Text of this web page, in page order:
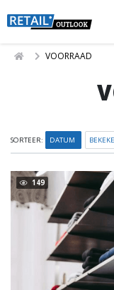
VOORRAAD
SORTEER: DATUM
149